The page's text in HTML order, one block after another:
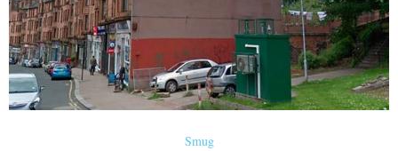
Smug